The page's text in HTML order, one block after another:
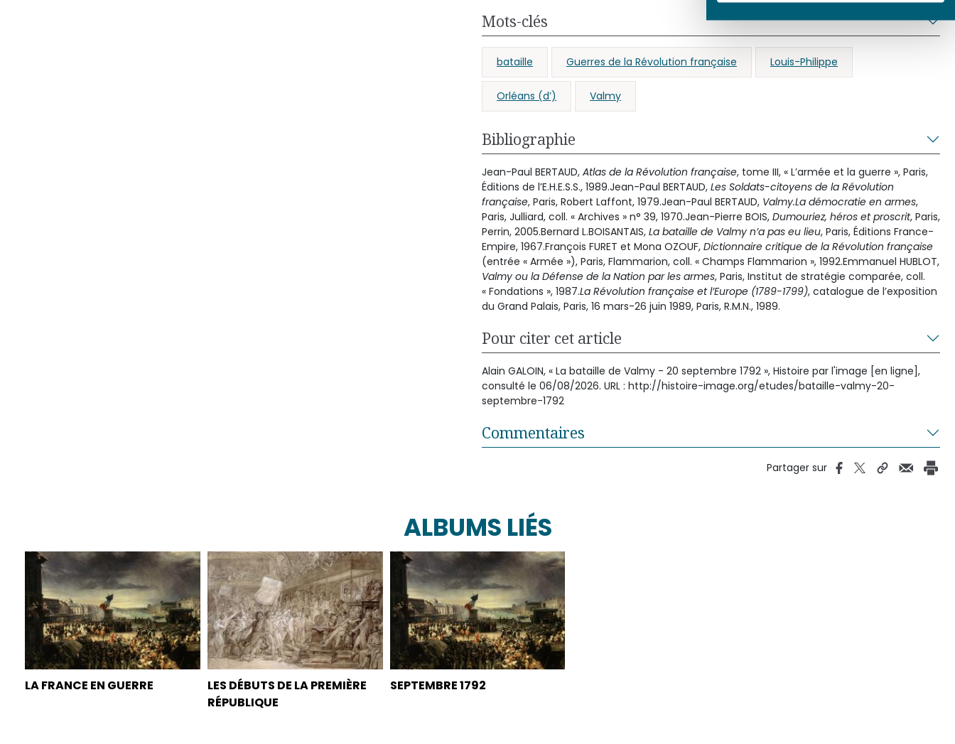
Mots-clés
bataille Guerres de la Révolution française Louis-Philippe
Orléans (d’) Valmy
Bibliographie
Jean-Paul BERTAUD, Atlas de la Révolution française, tome III, « L’armée et la guerre », Paris,
Éditions de l’E.H.E.S.S., 1989.Jean-Paul BERTAUD, Les Soldats-citoyens de la Révolution
française, Paris, Robert Laffont, 1979.Jean-Paul BERTAUD, Valmy.La démocratie en armes,
Paris, Julliard, coll. « Archives » n° 39, 1970.Jean-Pierre BOIS, Dumouriez, héros et proscrit, Paris,
Perrin, 2005.Bernard L.BOISANTAIS, La bataille de Valmy n’a pas eu lieu, Paris, Éditions France-
Empire, 1967.François FURET et Mona OZOUF, Dictionnaire critique de la Révolution française
(entrée « Armée »), Paris, Flammarion, coll. « Champs Flammarion », 1992.Emmanuel HUBLOT,
Valmy ou la Défense de la Nation par les armes, Paris, Institut de stratégie comparée, coll.
« Fondations », 1987.La Révolution française et l’Europe (1789-1799), catalogue de l’exposition
du Grand Palais, Paris, 16 mars-26 juin 1989, Paris, R.M.N., 1989.
Pour citer cet article
Alain GALOIN, « La bataille de Valmy - 20 septembre 1792 », Histoire par l'image [en ligne],
consulté le 06/08/2026. URL : http://histoire-image.org/etudes/bataille-valmy-20-
septembre-1792
Commentaires
Partager sur
ALBUMS LIÉS
LA FRANCE EN GUERRE
LES DÉBUTS DE LA PREMIÈRE
RÉPUBLIQUE
SEPTEMBRE 1792